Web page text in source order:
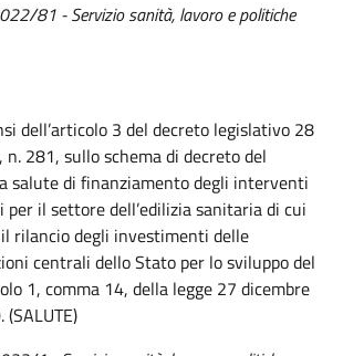
81 -Serviziosanità, lavoro e politiche
dell’articolo 3 del decreto legislativo 28
281, sullo schema di decreto del
salute di finanziamento degli interventi
per il settore dell’edilizia sanitaria di cui
rilancio degli investimenti delle
centrali dello Stato per lo sviluppo del
1, comma 14, della legge 27 dicembre